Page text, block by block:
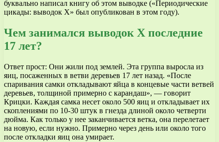
буквально написал книгу об этом выводке («Периодические
цикады: выводок X» был опубликован в этом году).
Чем занимался выводок X последние
17 лет?
Ответ прост: Они жили под землей. Эта группа выросла из
яиц, посаженных в ветви деревьев 17 лет назад. «После
спаривания самки откладывают яйца в концевые части ветвей
деревьев, толщиной примерно с карандаш», — говорит
Крицки. Каждая самка несет около 500 яиц и откладывает их
скоплениями по 10-30 штук в гнезда длиной около четверти
дюйма. Как только у нее заканчивается ветка, она перелетает
на новую, если нужно. Примерно через день или около того
после откладки яиц она умирает.